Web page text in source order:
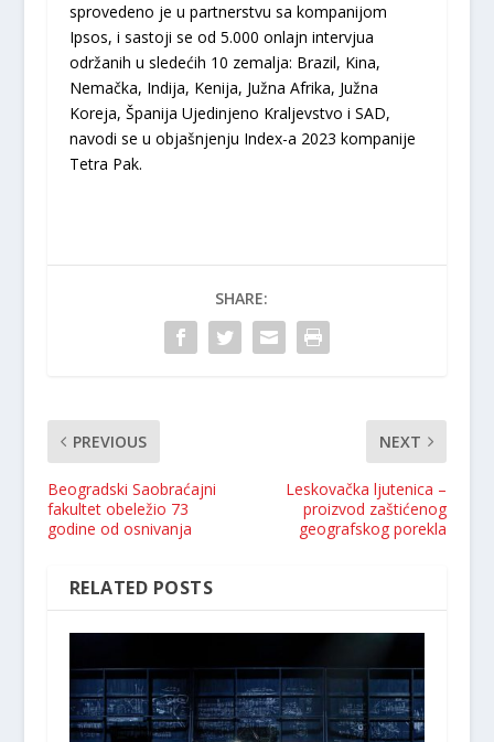
sprovedeno je u partnerstvu sa kompanijom
Ipsos, i sastoji se od 5.000 onlajn intervjua
održanih u sledećih 10 zemalja: Brazil, Kina,
Nemačka, Indija, Kenija, Južna Afrika, Južna
Koreja, Španija Ujedinjeno Kraljevstvo i SAD,
navodi se u objašnjenju Index-a 2023 kompanije
Tetra Pak.
SHARE:
PREVIOUS
Beogradski Saobraćajni
fakultet obeležio 73
godine od osnivanja
NEXT
Leskovačka ljutenica –
proizvod zaštićenog
geografskog porekla
RELATED POSTS